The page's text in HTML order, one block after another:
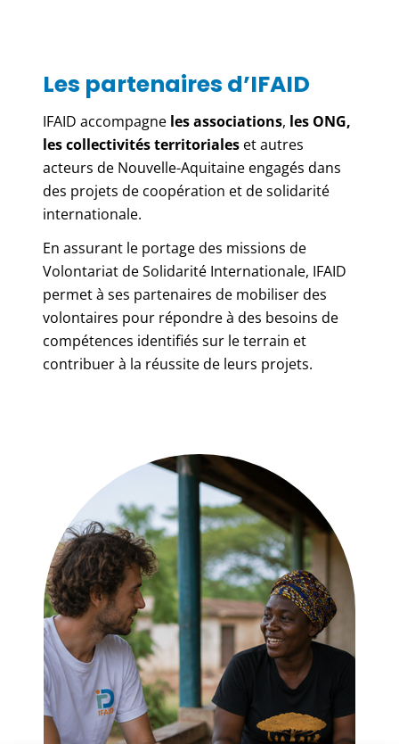
Les partenaires d’IFAID
IFAID accompagne les associations, les ONG,
les collectivités territoriales et autres
acteurs de Nouvelle-Aquitaine engagés dans
des projets de coopération et de solidarité
internationale.
En assurant le portage des missions de
Volontariat de Solidarité Internationale, IFAID
permet à ses partenaires de mobiliser des
volontaires pour répondre à des besoins de
compétences identifiés sur le terrain et
contribuer à la réussite de leurs projets.